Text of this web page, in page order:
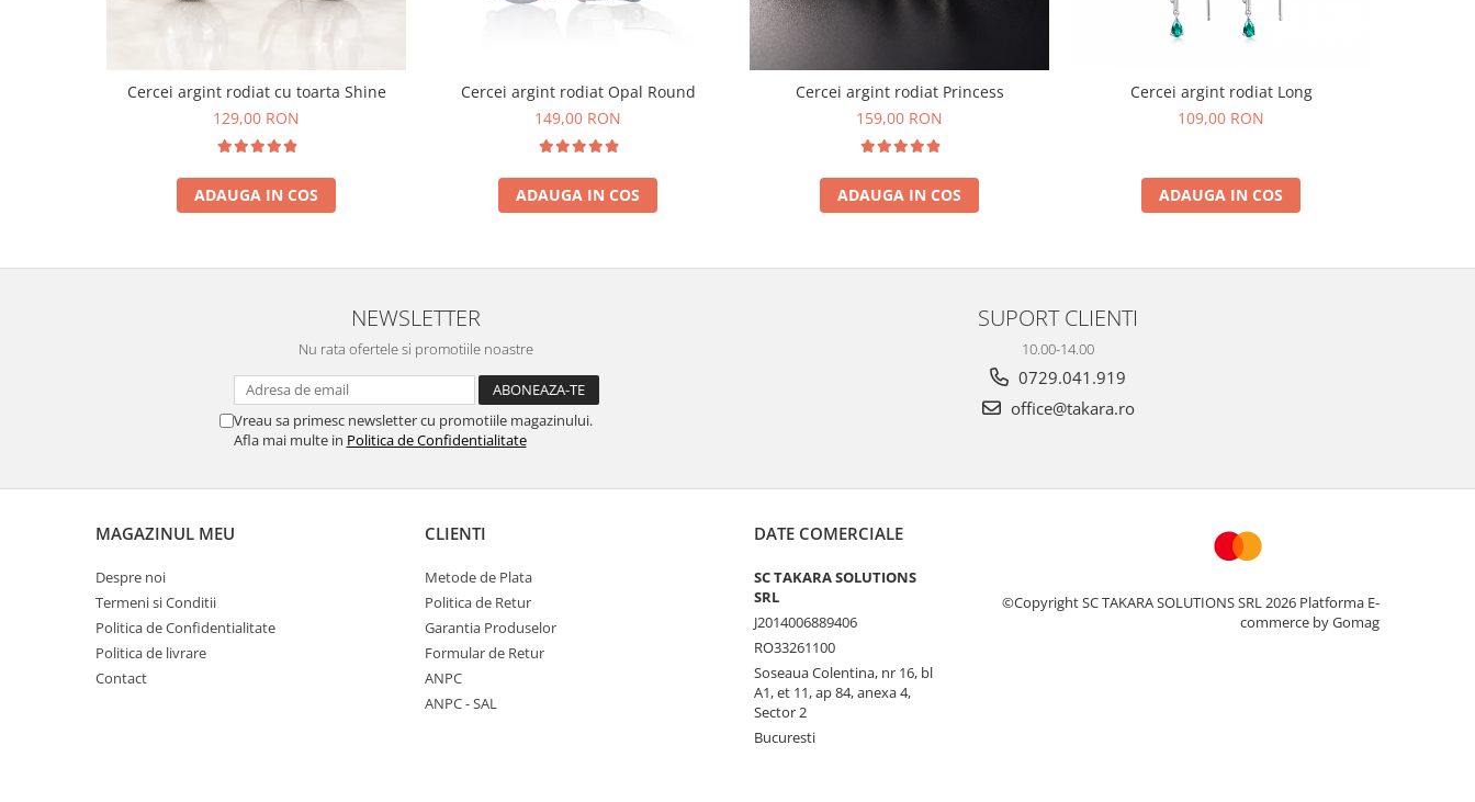
Cercei argint rodiat cu toarta Shine
129,00 RON
ADAUGA IN COS
Cercei argint rodiat Opal Round
149,00 RON
ADAUGA IN COS
Cercei argint rodiat Princess
159,00 RON
ADAUGA IN COS
Cercei argint rodiat Long
109,00 RON
ADAUGA IN COS
NEWSLETTER
Nu rata ofertele si promotiile noastre
Vreau sa primesc newsletter cu promotiile magazinului.
Afla mai multe in Politica de Confidentialitate
SUPORT CLIENTI
10.00-14.00
0729.041.919
office@takara.ro
MAGAZINUL MEU
Despre noi
Termeni si Conditii
Politica de Confidentialitate
Politica de livrare
Contact
CLIENTI
Metode de Plata
Politica de Retur
Garantia Produselor
Formular de Retur
ANPC
ANPC - SAL
DATE COMERCIALE
SC TAKARA SOLUTIONS
SRL
J2014006889406
RO33261100
Soseaua Colentina, nr 16, bl
A1, et 11, ap 84, anexa 4,
Sector 2
Bucuresti
©Copyright SC TAKARA SOLUTIONS SRL 2026 Platforma E-
commerce by Gomag